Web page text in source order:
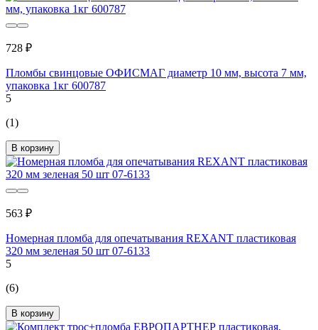
728 ₽
Пломбы свинцовые ОФИСМАГ диаметр 10 мм, высота 7 мм,
упаковка 1кг 600787
5
(1)
В корзину
563 ₽
Номерная пломба для опечатывания REXANT пластиковая
320 мм зеленая 50 шт 07-6133
5
(6)
В корзину